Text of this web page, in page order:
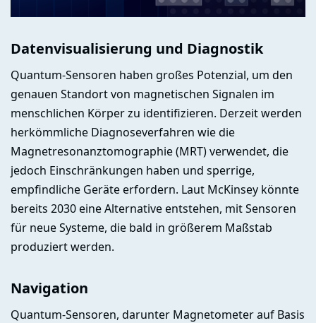
Datenvisualisierung und Diagnostik
Quantum-Sensoren haben großes Potenzial, um den
genauen Standort von magnetischen Signalen im
menschlichen Körper zu identifizieren. Derzeit werden
herkömmliche Diagnoseverfahren wie die
Magnetresonanztomographie (MRT) verwendet, die
jedoch Einschränkungen haben und sperrige,
empfindliche Geräte erfordern. Laut McKinsey könnte
bereits 2030 eine Alternative entstehen, mit Sensoren
für neue Systeme, die bald in größerem Maßstab
produziert werden.
Navigation
Quantum-Sensoren, darunter Magnetometer auf Basis